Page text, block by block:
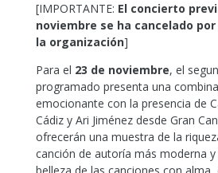
[IMPORTANTE: El concierto
noviembre se ha cancelado
la organización]
Para el 23 de noviembre, el
programado presenta una
emocionante con la presencia de
Cádiz y Ari Jiménez desde Gran
ofrecerán una muestra de la
canción de autoría más moderna